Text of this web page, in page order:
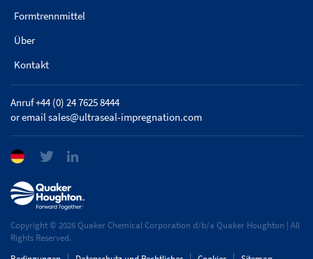
Formtrennmittel
Über
Kontakt
Anruf +44 (0) 24 7625 8444
or emailsales@ultraseal-impregnation.com
Copyright © 2026 Quaker Chemical Corporation d/b/a Quaker Houghton | All
Rights Reserved.